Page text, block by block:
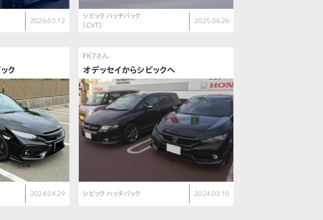
2026.03.12
シビック ハッチバック
（CVT）
2025.04.26
ク
2024.04.29
FK7さん
オデッセイからシビックへ
シビック ハッチバック 2024.03.10